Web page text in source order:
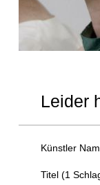
Leider
Künstler
Titel (1